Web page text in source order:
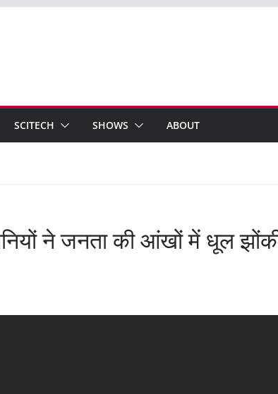
SCITECH SHOWS ABOUT
ने जनता की आंखों में धूल